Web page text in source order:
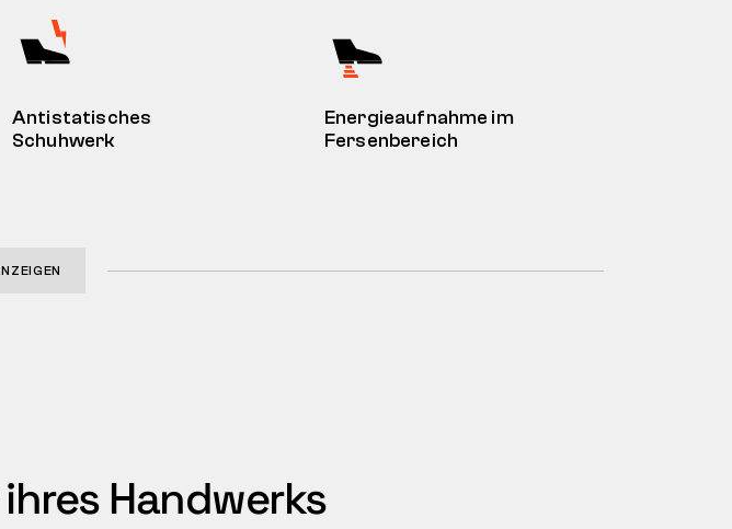
Antistatisches
Schuhwerk
Energieaufnahme im
Fersenbereich
Handwerks